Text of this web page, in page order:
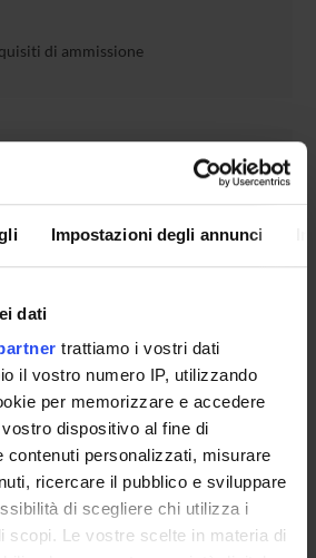
Impostazioni degli annunci
dati
trattiamo i vostri dati
il vostro numero IP, utilizzando
per memorizzare e accedere
dispositivo al fine di
contenuti personalizzati, misurare
ricercare il pubblico e sviluppare
di scegliere chi utilizza i
scopi. Le vostre scelte in materia di
di ammissione